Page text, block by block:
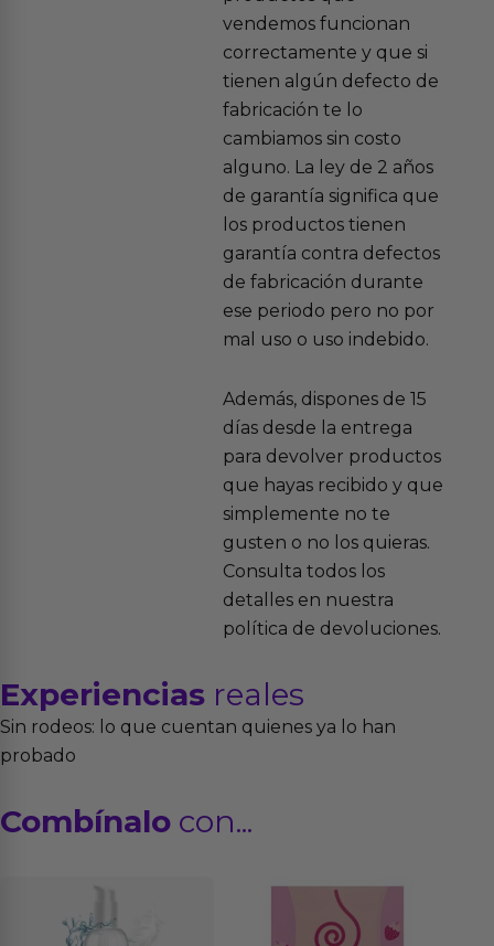
vendemos funcionan
correctamente y que si
tienen algún defecto de
fabricación te lo
cambiamos sin costo
alguno. La ley de 2 años
de garantía significa que
los productos tienen
garantía contra defectos
de fabricación durante
ese periodo pero no por
mal uso o uso indebido.
Además, dispones de 15
días desde la entrega
para devolver productos
que hayas recibido y que
simplemente no te
gusten o no los quieras.
Consulta todos los
detalles en nuestra
política de devoluciones.
Experiencias reales
Sin rodeos: lo que cuentan quienes ya lo han
probado
Combínalo con...